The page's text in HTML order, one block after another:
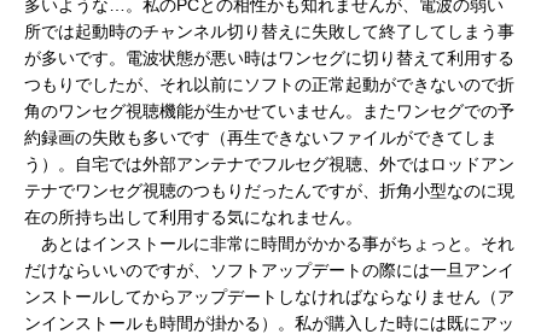
多いような…。私のPCとの相性かも知れませんが、電波の弱い
所では起動時のチャンネル切り替えに失敗して終了してしまう事
が多いです。電波状態が悪い時はワンセグに切り替えて利用する
つもりでしたが、それ以前にソフトの正常起動ができないので折
角のワンセグ視聴機能が生かせていません。またワンセグでの予
約録画の失敗も多いです（再生できないファイルができてしま
う）。自宅では外部アンテナでフルセグ視聴、外ではロッドアン
テナでワンセグ視聴のつもりだったんですが、折角小型なのに現
在の所持ち出して利用する気になれません。
あとはインストールに非常に時間がかかる事がちょっと。それ
だけならいいのですが、ソフトアップデートの際には一旦アンイ
ンストールしてからアップデートしなければならなりません（ア
ンインストールも時間が掛かる）。私が購入した時には既にアッ